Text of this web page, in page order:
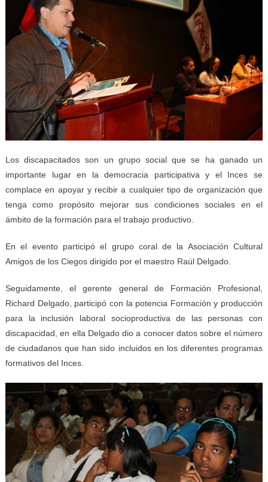
Los discapacitados son un grupo social que se ha ganado un
importante lugar en la democracia participativa y el Inces se
complace en apoyar y recibir a cualquier tipo de organización que
tenga como propósito mejorar sus condiciones sociales en el
ámbito de la formación para el trabajo productivo.
En el evento participó el grupo coral de la Asociación Cultural
Amigos de los Ciegos dirigido por el maestro Raúl Delgado.
Seguidamente, el gerente general de Formación Profesional,
Richard Delgado, participó con la potencia Formación y producción
para la inclusión laboral socioproductiva de las personas con
discapacidad, en ella Delgado dio a conocer datos sobre el número
de ciudadanos que han sido incluidos en los diferentes programas
formativos del Inces.